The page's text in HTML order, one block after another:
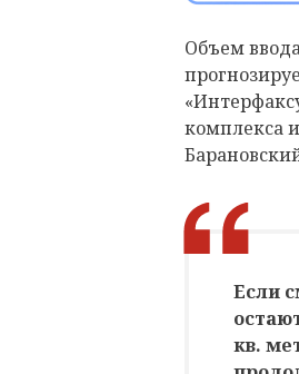
Объем
комплекса
Если
кв.